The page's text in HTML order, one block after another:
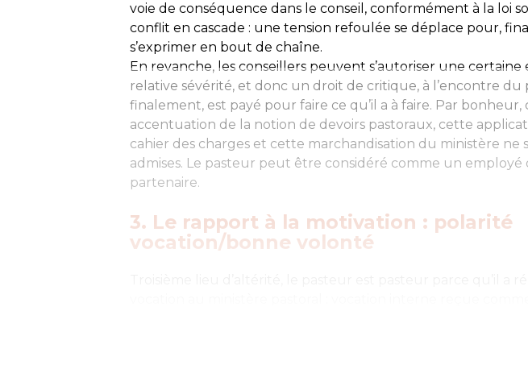
voie de conséquence dans le conseil, conformément à la loi
conflit en cascade : une tension refoulée se déplace pour,
s’exprimer en bout de chaîne.
En revanche, les conseillers peuvent s’autoriser une
relative sévérité, et donc un droit de critique, à l’encontre du
finalement, est payé pour faire ce qu’il a à faire. Par bonheur,
accentuation de la notion de devoirs pastoraux, cette
cahier des charges et cette marchandisation du ministère ne
admises. Le pasteur peut être considéré comme un
partenaire.
3. Le rapport à la motivation : polarité
vocation/bonne volonté